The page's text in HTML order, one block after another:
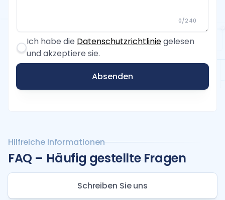
0/240
Ich habe die Datenschutzrichtliniegelesen
und akzeptiere sie.
Absenden
Hilfreiche Informationen
FAQ – Häufig gestellte Fragen
Schreiben Sie uns